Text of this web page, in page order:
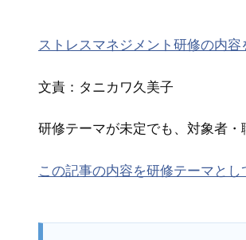
ストレスマネジメント研修の内容
文責：タニカワ久美子
研修テーマが未定でも、対象者
この記事の内容を研修テーマとし